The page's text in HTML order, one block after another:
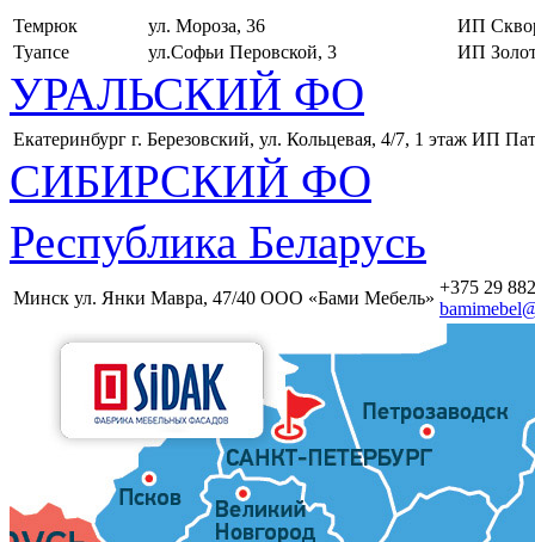
Темрюк
ул. Мороза, 36
ИП
Туапсе
ул.Софьи Перовской, 3 ИП
УРАЛЬСКИЙ ФО
Екатеринбург г. Березовский, ул. Кольцевая, 4/7, 1 этаж ИП
СИБИРСКИЙ ФО
Республика Беларусь
Минск ул. Янки Мавра, 47/40 ООО «Бами Мебель»
+375 29